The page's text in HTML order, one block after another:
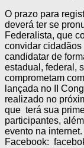
O prazo para
deverá ter se
Federalista, que
convidar
candidatar de
estadual, federal,
comprometam
lançada no II
realizado no
que terá sua
participantes,
evento na
Facebook: